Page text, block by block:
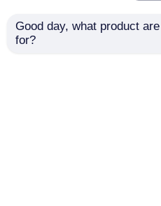
Good day, what product
for?